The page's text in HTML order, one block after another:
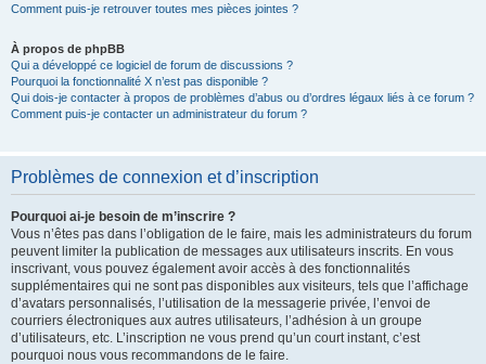
Comment puis-je retrouver toutes mes pièces jointes ?
À propos de phpBB
Qui a développé ce logiciel de forum de discussions ?
Pourquoi la fonctionnalité X n’est pas disponible ?
Qui dois-je contacter à propos de problèmes d’abus ou d’ordres légaux liés à ce forum ?
Comment puis-je contacter un administrateur du forum ?
Problèmes de connexion et d’inscription
Pourquoi ai-je besoin de m’inscrire ?
Vous n’êtes pas dans l’obligation de le faire, mais les administrateurs du forum
peuvent limiter la publication de messages aux utilisateurs inscrits. En vous
inscrivant, vous pouvez également avoir accès à des fonctionnalités
supplémentaires qui ne sont pas disponibles aux visiteurs, tels que l’affichage
d’avatars personnalisés, l’utilisation de la messagerie privée, l’envoi de
courriers électroniques aux autres utilisateurs, l’adhésion à un groupe
d’utilisateurs, etc. L’inscription ne vous prend qu’un court instant, c’est
pourquoi nous vous recommandons de le faire.